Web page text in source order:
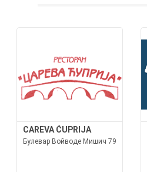
CAREVA ĆUPRIJA
Булевар Войводе Мишич 79